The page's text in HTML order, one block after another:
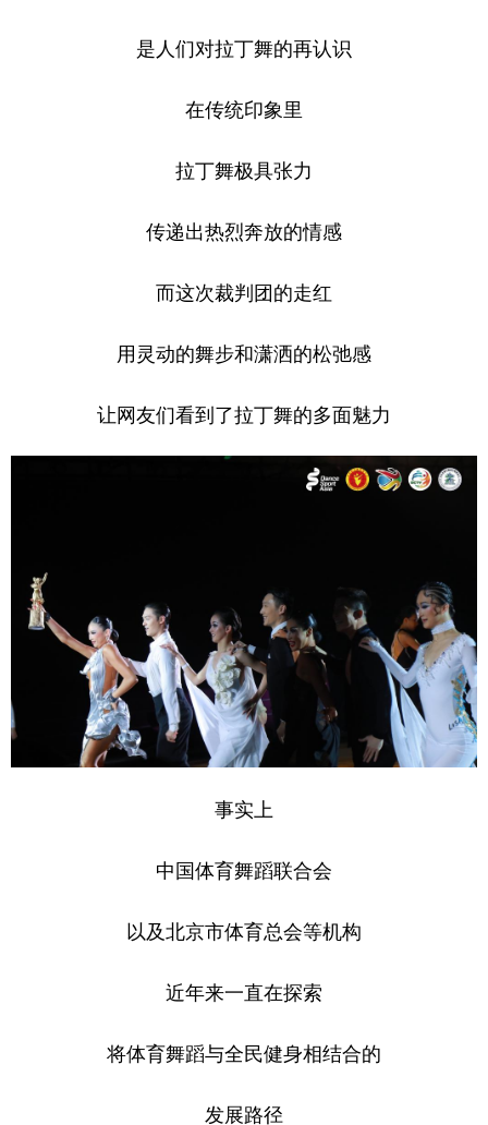
是人们对拉丁舞的再认识
在传统印象里
拉丁舞极具张力
传递出热烈奔放的情感
而这次裁判团的走红
用灵动的舞步和潇洒的松弛感
让网友们看到了拉丁舞的多面魅力
事实上
中国体育舞蹈联合会
以及北京市体育总会等机构
近年来一直在探索
将体育舞蹈与全民健身相结合的
发展路径